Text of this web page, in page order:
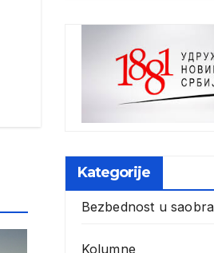
Kategorije
Bezbednost u
Kolumne